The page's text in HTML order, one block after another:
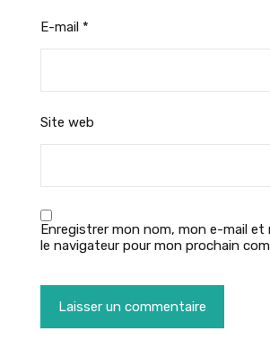
E-mail *
Site web
Enregistrer mon nom, mon e-mail et
le navigateur pour mon prochain